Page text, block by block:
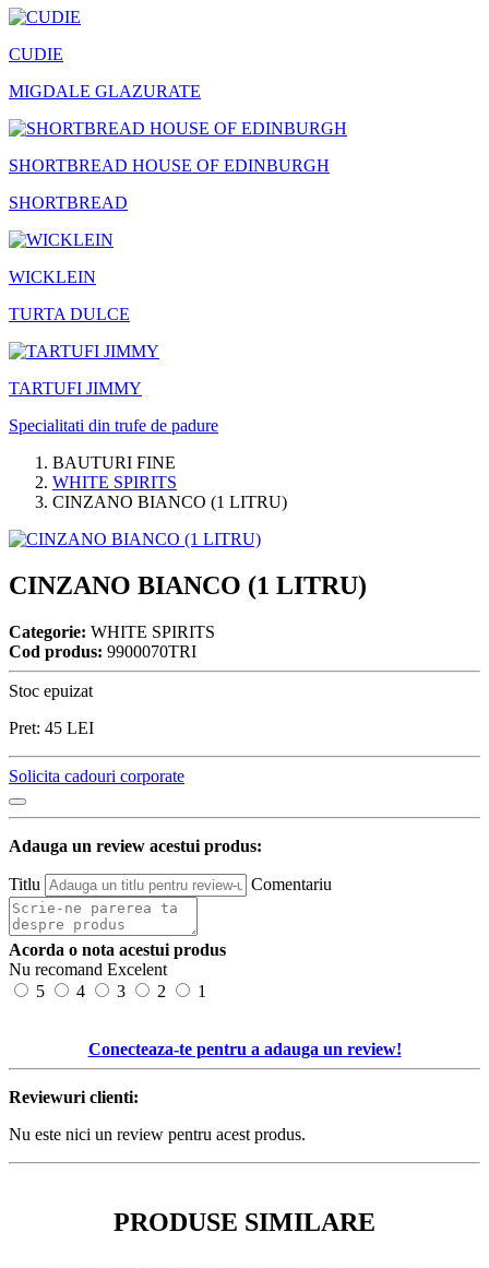
CUDIE
MIGDALE GLAZURATE
SHORTBREAD HOUSE OF EDINBURGH
SHORTBREAD
WICKLEIN
TURTA DULCE
TARTUFI JIMMY
Specialitati din trufe de padure
BAUTURI FINE
WHITE SPIRITS
CINZANO BIANCO (1 LITRU)
CINZANO BIANCO (1 LITRU)
Categorie: WHITE SPIRITS
Cod produs: 9900070TRI
Stoc epuizat
Pret: 45 LEI
Solicita cadouri corporate
Adauga un review acestui produs:
Titlu Comentariu
Acorda o nota acestui produs
Nu recomand Excelent
5
4 3 2 1
Conecteaza-te pentru a adauga un review!
Reviewuri clienti:
Nu este nici un review pentru acest produs.
PRODUSE SIMILARE